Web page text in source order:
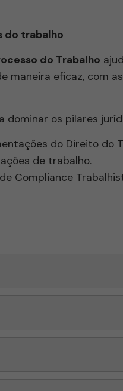
do trabalho
do Trabalho
maneira eficaz, com
dominar os pilares
do Direito do
de trabalho.
Compliance